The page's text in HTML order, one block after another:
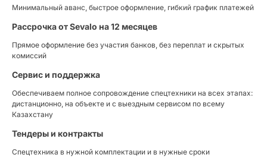
Минимальный аванс, быстрое оформление, гибкий график платежей
Рассрочка от Sevalo на 12 месяцев
Прямое оформление без участия банков, без переплат и скрытых
комиссий
Сервис и поддержка
Обеспечиваем полное сопровождение спецтехники на всех этапах:
дистанционно, на объекте и с выездным сервисом по всему
Казахстану
Тендеры и контракты
Спецтехника в нужной комплектации и в нужные сроки